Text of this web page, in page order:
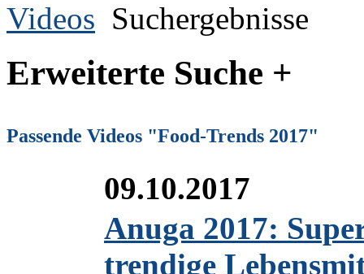
Videos Suchergebnisse
Erweiterte Suche +
Passende Videos "Food-Trends 2017"
09.10.2017
Anuga 2017:
trendige